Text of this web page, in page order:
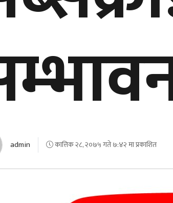
admin कात्तिक २८, २०७५ गते ७:४२ मा प्रकाशित